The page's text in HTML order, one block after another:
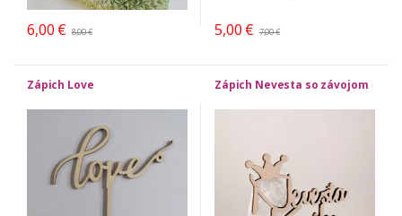
6,00 € 8,00€ 5,00 € 7,00€
Zápich Love Zápich Nevesta so závojom